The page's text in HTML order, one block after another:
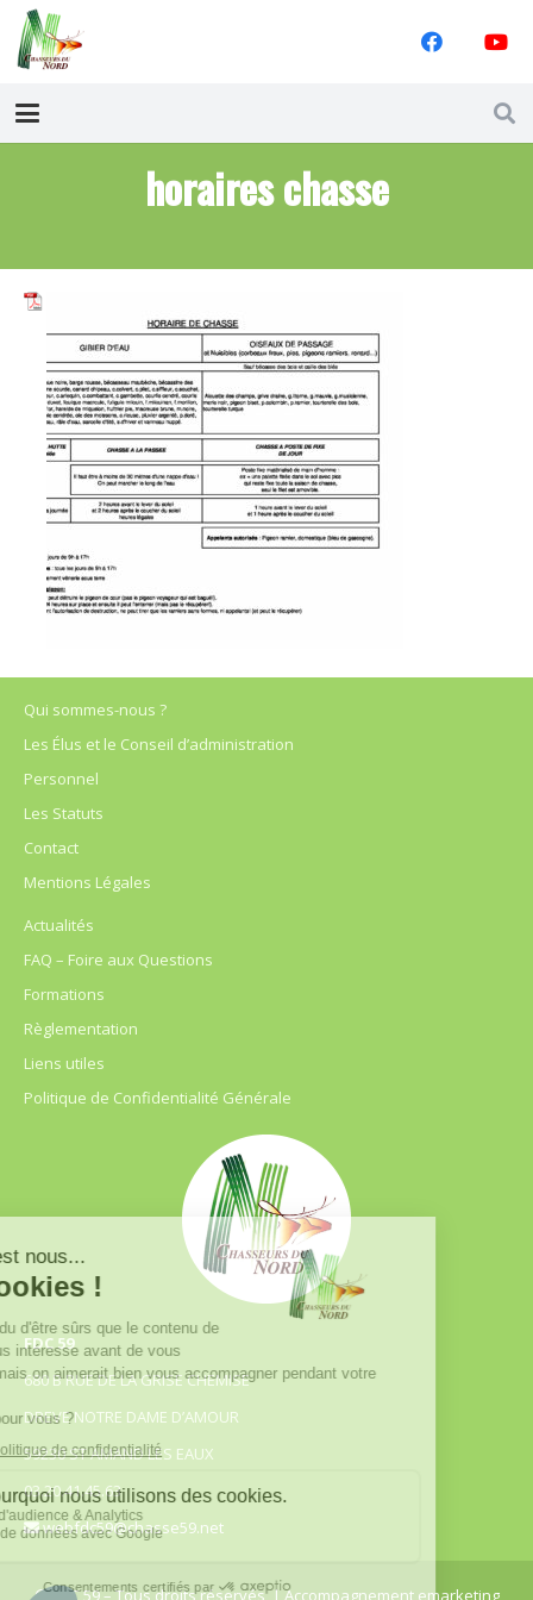
horaires chasse
Qui sommes-nous ?
Les Élus et le Conseil d’administration
Personnel
Les Statuts
Contact
Mentions Légales
Actualités
FAQ – Foire aux Questions
Formations
Règlementation
Liens utiles
Politique de Confidentialité Générale
FDC 59
680 B RUE DE LA GRISE CHEMISE
DREVE NOTRE DAME D’AMOUR
59230 ST AMAND LES EAUX
03.20.41.45.63
webfdc59@chasse59.net
© FDC 59 – Tous droits réservés| Accompagnement emarketing